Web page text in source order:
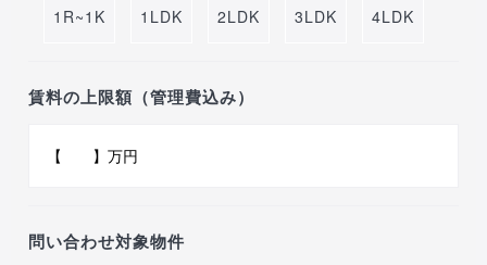
1R~1K 1LDK 2LDK 3LDK 4LDK
賃料の上限額（管理費込み）
問い合わせ対象物件